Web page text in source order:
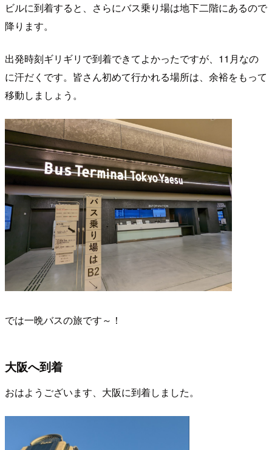
ビルに到着すると、さらにバス乗り場は地下二階にあるので
降ります。
出発時刻ギリギリで到着できてよかったですが、11月なの
に汗だくです。皆さん初めて行かれる場所は、余裕をもって
移動しましょう。
では一晩バスの旅です～！
大阪へ到着
おはようございます、大阪に到着しました。